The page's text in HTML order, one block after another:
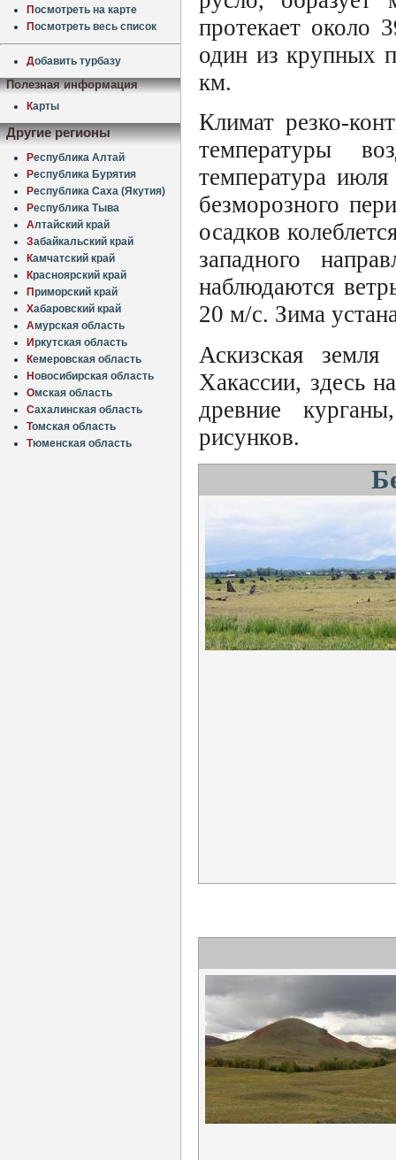
Посмотреть на карте
Посмотреть весь список
Добавить турбазу
Полезная информация
Карты
Другие регионы
Республика Алтай
Республика Бурятия
Республика Саха (Якутия)
Республика Тыва
Алтайский край
Забайкальский край
Камчатский край
Красноярский край
Приморский край
Хабаровский край
Амурская область
Иркутская область
Кемеровская область
Новосибирская область
Омская область
Сахалинская область
Томская область
Тюменская область
протекает
один из крупных
км.
Климат резко-
температуры
температура
безморозного
осадков
западного
наблюдаются
20 м/с. Зима
Аскизская
Хакассии, здесь
древние
рисунков.